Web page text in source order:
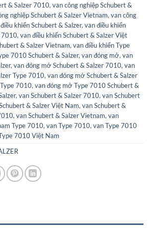
& Salzer 7010,van công nghiệp Schubert &
nghiệp Schubert & Salzer Vietnam,van công
khiển Schubert & Salzer,van điều khiển
7010,van điều khiển Schubert & Salzer Việt
& Salzer Vietnam,van điều khiển Type
7010 Schubert & Salzer,van đóng mở,van
,van đóng mở Schubert & Salzer 7010,van
Type 7010,van đóng mở Schubert & Salzer
7010,van đóng mở Type 7010 Schubert &
,van Schubert & Salzer 7010,van Schubert
& Salzer Việt Nam,van Schubert &
,van Schubert & Salzer Vietnam,van
Type 7010,van Type 7010,van Type 7010
7010 Việt Nam